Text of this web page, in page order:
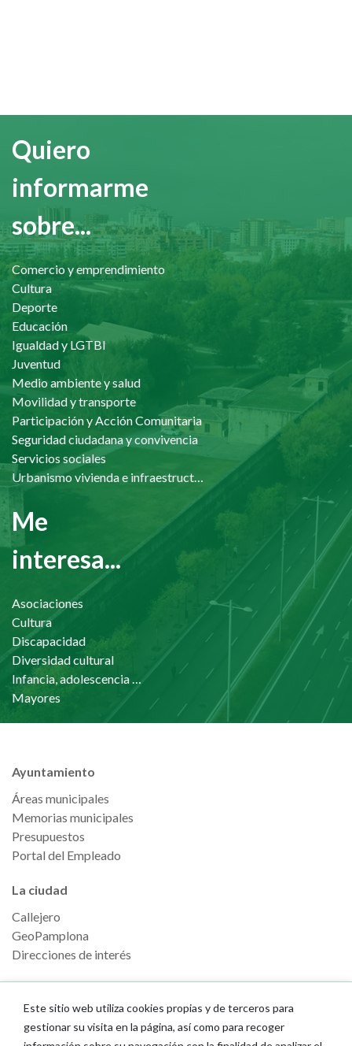
Quiero
informarme
sobre...
Comercio y emprendimiento
Cultura
Deporte
Educación
Igualdad y LGTBI
Juventud
Medio ambiente y salud
Movilidad y transporte
Participación y Acción Comunitaria
Seguridad ciudadana y convivencia
Servicios sociales
Urbanismo vivienda e infraestructuras
Me
interesa...
Asociaciones
Cultura
Discapacidad
Diversidad cultural
Infancia, adolescencia y familia
Mayores
Ayuntamiento
Áreas municipales
Memorias municipales
Presupuestos
Portal del Empleado
La ciudad
Callejero
GeoPamplona
Direcciones de interés
Descubre Pamplona
Planifica tu viaje
Este sitio web utiliza cookies propias y de terceros para
gestionar su visita en la página, así como para recoger